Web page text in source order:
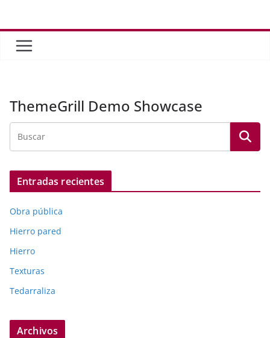
contenido
ThemeGrill Demo Showcase
Entradas recientes
Obra pública
Hierro pared
Hierro
Texturas
Tedarraliza
Archivos